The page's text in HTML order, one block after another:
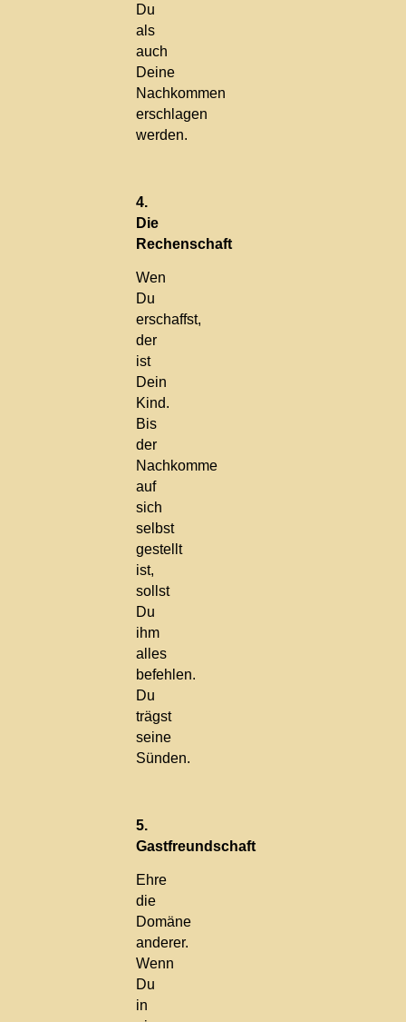
Du
als
auch
Deine
Nachkommen
erschlagen
werden.
4.
Die
Rechenschaft
Wen
Du
erschaffst,
der
ist
Dein
Kind.
Bis
der
Nachkomme
auf
sich
selbst
gestellt
ist,
sollst
Du
ihm
alles
befehlen.
Du
trägst
seine
Sünden.
5.
Gastfreundschaft
Ehre
die
Domäne
anderer.
Wenn
Du
in